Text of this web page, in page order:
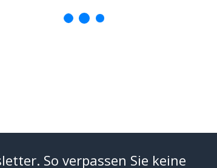
So verpassen Sie keine